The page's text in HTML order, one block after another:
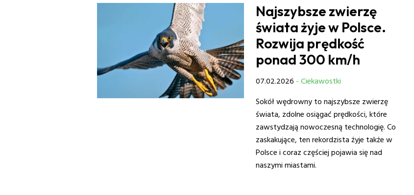
Najszybsze zwierzę
świata żyje w Polsce.
Rozwija prędkość
ponad 300 km/h
07.02.2026 - Ciekawostki
Sokół wędrowny to najszybsze zwierzę
świata, zdolne osiągać prędkości, które
zawstydzają nowoczesną technologię. Co
zaskakujące, ten rekordzista żyje także w
Polsce i coraz częściej pojawia się nad
naszymi miastami.